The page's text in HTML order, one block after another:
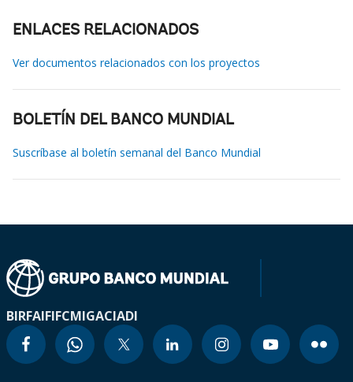
ENLACES RELACIONADOS
Ver documentos relacionados con los proyectos
BOLETÍN DEL BANCO MUNDIAL
Suscríbase al boletín semanal del Banco Mundial
BIRFAIFIFCMIGACIADI